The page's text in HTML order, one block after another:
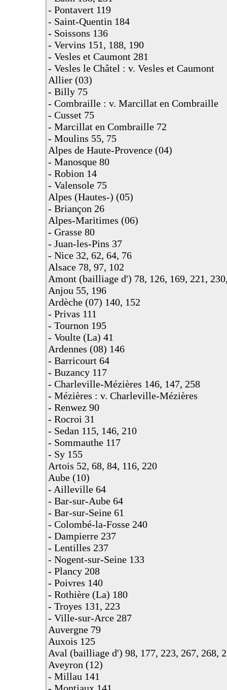
- Pontavert 119
- Saint-Quentin 184
- Soissons 136
- Vervins 151, 188, 190
- Vesles et Caumont 281
- Vesles le Châtel : v. Vesles et Caumont
Allier (03)
- Billy 75
- Combraille : v. Marcillat en Combraille
- Cusset 75
- Marcillat en Combraille 72
- Moulins 55, 75
Alpes de Haute-Provence (04)
- Manosque 80
- Robion 14
- Valensole 75
Alpes (Hautes-) (05)
- Briançon 26
Alpes-Maritimes (06)
- Grasse 80
- Juan-les-Pins 37
- Nice 32, 62, 64, 76
Alsace 78, 97, 102
Amont (bailliage d') 78, 126, 169, 221,
Anjou 55, 196
Ardèche (07) 140, 152
- Privas 111
- Tournon 195
- Voulte (La) 41
Ardennes (08) 146
- Barricourt 64
- Buzancy 117
- Charleville-Mézières 146, 147, 258
- Mézières : v. Charleville-Mézières
- Renwez 90
- Rocroi 31
- Sedan 115, 146, 210
- Sommauthe 117
- Sy 155
Artois 52, 68, 84, 116, 220
Aube (10)
- Ailleville 64
- Bar-sur-Aube 64
- Bar-sur-Seine 61
- Colombé-la-Fosse 240
- Dampierre 237
- Lentilles 237
- Nogent-sur-Seine 133
- Plancy 208
- Poivres 140
- Rothière (La) 180
- Troyes 131, 223
- Ville-sur-Arce 287
Auvergne 79
Auxois 125
Aval (bailliage d') 98, 177, 223, 267, 268,
Aveyron (12)
- Millau 141
- Montjaux 141